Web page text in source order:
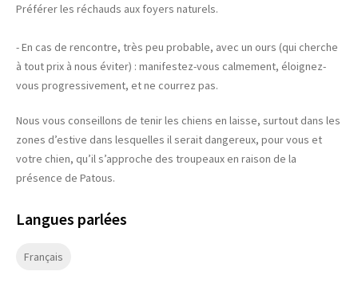
Préférer les réchauds aux foyers naturels.
- En cas de rencontre, très peu probable, avec un ours (qui cherche
à tout prix à nous éviter) : manifestez-vous calmement, éloignez-
vous progressivement, et ne courrez pas.
Nous vous conseillons de tenir les chiens en laisse, surtout dans les
zones d’estive dans lesquelles il serait dangereux, pour vous et
votre chien, qu’il s’approche des troupeaux en raison de la
présence de Patous.
Langues parlées
Français